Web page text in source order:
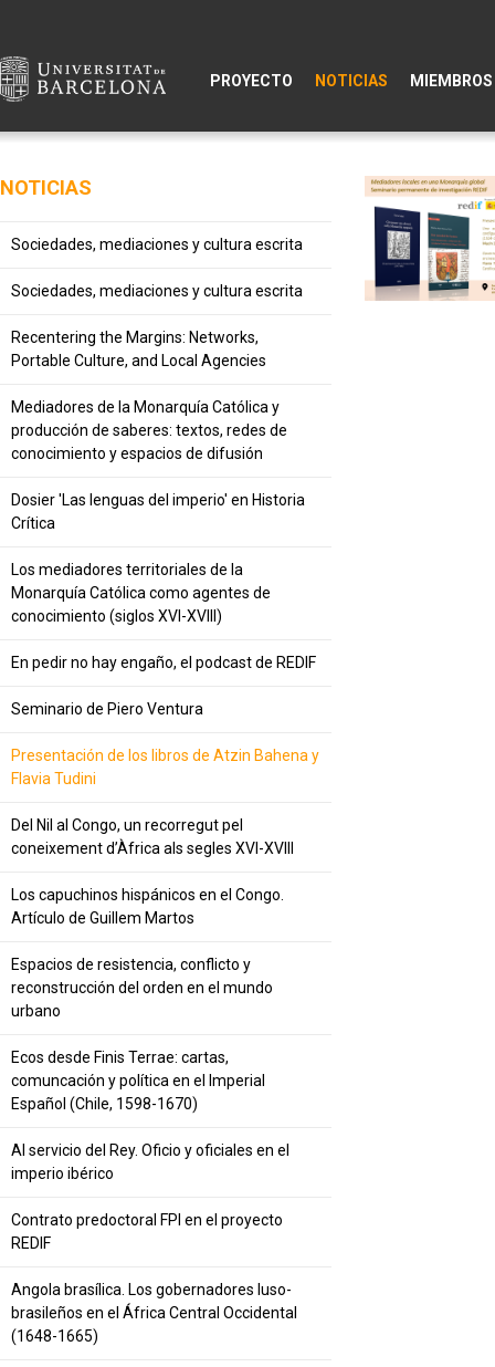
PROYECTO NOTICIAS MIEMBROS
NOTICIAS
Sociedades, mediaciones y cultura escrita
Sociedades, mediaciones y cultura escrita
Recentering the Margins: Networks,
Portable Culture, and Local Agencies
Mediadores de la Monarquía Católica y
producción de saberes: textos, redes de
conocimiento y espacios de difusión
Dosier 'Las lenguas del imperio' en Historia
Crítica
Los mediadores territoriales de la
Monarquía Católica como agentes de
conocimiento (siglos XVI-XVIII)
En pedir no hay engaño, el podcast de REDIF
Seminario de Piero Ventura
Presentación de los libros de Atzin Bahena y
Flavia Tudini
Del Nil al Congo, un recorregut pel
coneixement d’Àfrica als segles XVI-XVIII
Los capuchinos hispánicos en el Congo.
Artículo de Guillem Martos
Espacios de resistencia, conflicto y
reconstrucción del orden en el mundo
urbano
Ecos desde Finis Terrae: cartas,
comuncación y política en el Imperial
Español (Chile, 1598-1670)
Al servicio del Rey. Oficio y oficiales en el
imperio ibérico
Contrato predoctoral FPI en el proyecto
REDIF
Angola brasílica. Los gobernadores luso-
brasileños en el África Central Occidental
(1648-1665)